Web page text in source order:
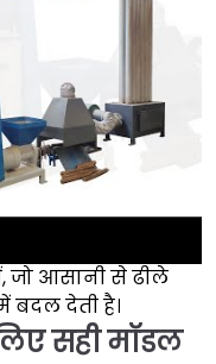
जो आसानी से ढीले
बदल देती है।
सही मॉडल